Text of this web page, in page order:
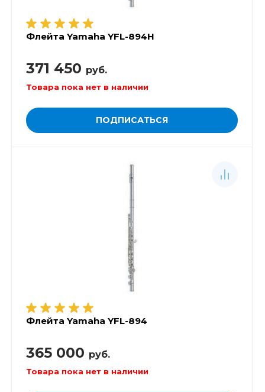
Флейта Yamaha YFL-894H
371 450 руб.
Товара пока нет в наличии
ПОДПИСАТЬСЯ
Флейта Yamaha YFL-894
365 000 руб.
Товара пока нет в наличии